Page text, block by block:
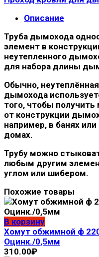
Описание
Труба дымохода
элемент в
неутепленного
для набора длины
Обычно,
дымохода
того, чтобы
от конструкции
например, в банях
домах.
Трубу можно
любым другим
углом или шибером.
Похожие товары
В корзину
Хомут обжимной ф
Оцинк./0,5мм
310.00₽